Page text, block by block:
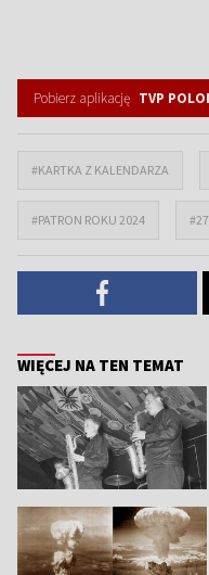
Pobierz aplikację TVP
#KARTKA Z KALENDARZA
#PATRON ROKU 2024
WIĘCEJ NA TEN TEMAT